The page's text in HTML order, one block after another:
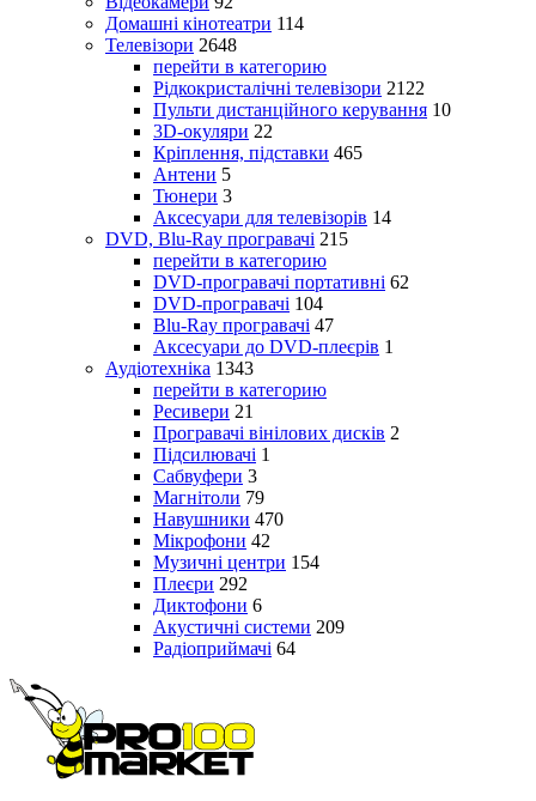
Домашні кінотеатри 114
Телевізори 2648
перейти в категорию
Рідкокристалічні телевізори 2122
Пульти дистанційного керування 10
3D-окуляри 22
Кріплення, підставки 465
Антени 5
Тюнери 3
Аксесуари для телевізорів 14
DVD, Blu-Ray програвачі 215
перейти в категорию
DVD-програвачі портативні 62
DVD-програвачі 104
Blu-Ray програвачі 47
Аксесуари до DVD-плеєрів 1
Аудіотехніка 1343
перейти в категорию
Ресивери 21
Програвачі вінілових дисків 2
Підсилювачі 1
Сабвуфери 3
Магнітоли 79
Навушники 470
Мікрофони 42
Музичні центри 154
Плеєри 292
Диктофони 6
Акустичні системи 209
Радіоприймачі 64